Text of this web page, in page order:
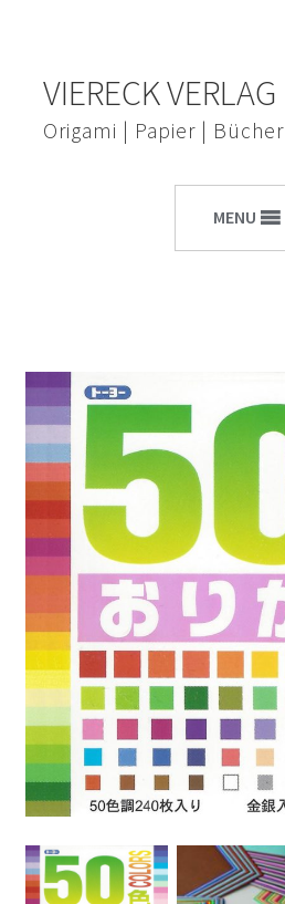
Navigation
springen
Inhalt
springen
VIERECK VERLAG
Origami | Papier | Bücher
MENU